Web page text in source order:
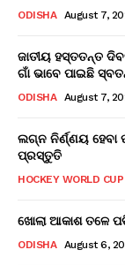
ODISHA August 7,
ଜାତୀୟ ହସ୍ତତନ୍ତ
ଗାଁ ଭାବେ ପାଇଛି
ODISHA August 7,
ଲଗ୍ନ ନିର୍ଣ୍ଣୟ
ପ୍ରସ୍ତୁତି
HOCKEY WORLD
ଖୋଲା ଆକାଶ ତଳେ
ODISHA August 6,